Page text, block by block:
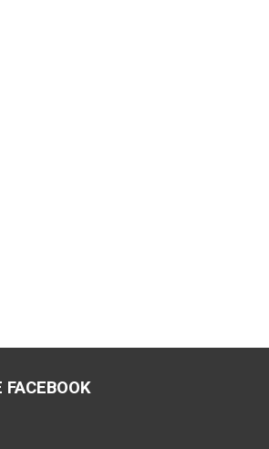
FACEBOOK